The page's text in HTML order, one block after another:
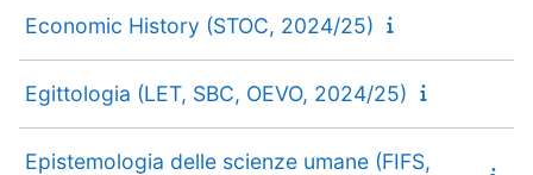
Economic History (STOC, 2024/25)
Egittologia (LET, SBC, OEVO, 2024/25)
Epistemologia delle scienze umane (FIFS,